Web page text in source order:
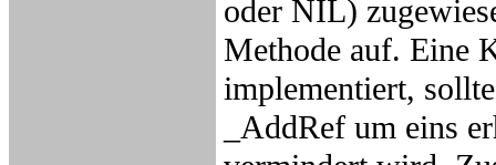
oder NIL)
Methode auf. Eine
implementiert,
_AddRef um eins